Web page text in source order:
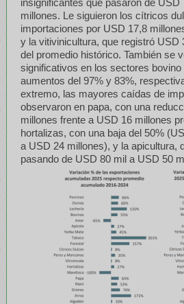
millones. Le siguieron los cítricos
importaciones por USD 17,8
y la vitivinicultura, que registró USD
del promedio histórico. También se
significativos en los sectores
aumentos del 97% y 83%,
extremo, las mayores caídas de
observaron en papa, con una
millones frente a USD 16 millones
hortalizas, con una baja del 50%
a USD 24 millones), y la apicultura,
pasando de USD 80 mil a USD 50